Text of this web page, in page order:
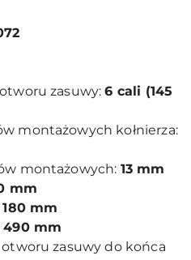
zasuwy:6 cali (145
montażowych kołnierza:
montażowych: 13 mm
mm
180 mm
490 mm
zasuwy do końca